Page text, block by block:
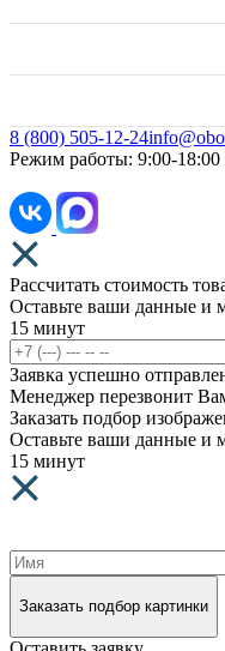
8 (800) 505-12-24
Режим работы: 9:00-
Рассчитать стоимость
Оставьте ваши данные и
15 минут
Заявка успешно
Менеджер перезвонит
Заказать подбор
Оставьте ваши данные и
15 минут
Заказать подбор картинки